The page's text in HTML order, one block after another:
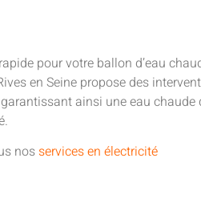
pour votre ballon d’eau
en Seine propose des
ainsi une eau
nos services en électricité